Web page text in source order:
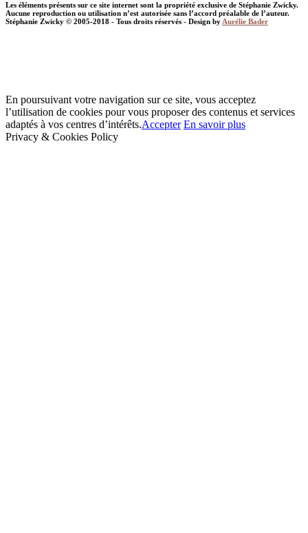
Les éléments présents sur ce site internet sont la propriété exclusive de Stéphanie Zwicky.
Aucune reproduction ou utilisation n’est autorisée sans l’accord préalable de l’auteur.
Stéphanie Zwicky © 2005-2018 - Tous droits réservés - Design by Aurélie Bader
En poursuivant votre navigation sur ce site, vous acceptez
l’utilisation de cookies pour vous proposer des contenus et services
adaptés à vos centres d’intérêts.Accepter En savoir plus
Privacy & Cookies Policy